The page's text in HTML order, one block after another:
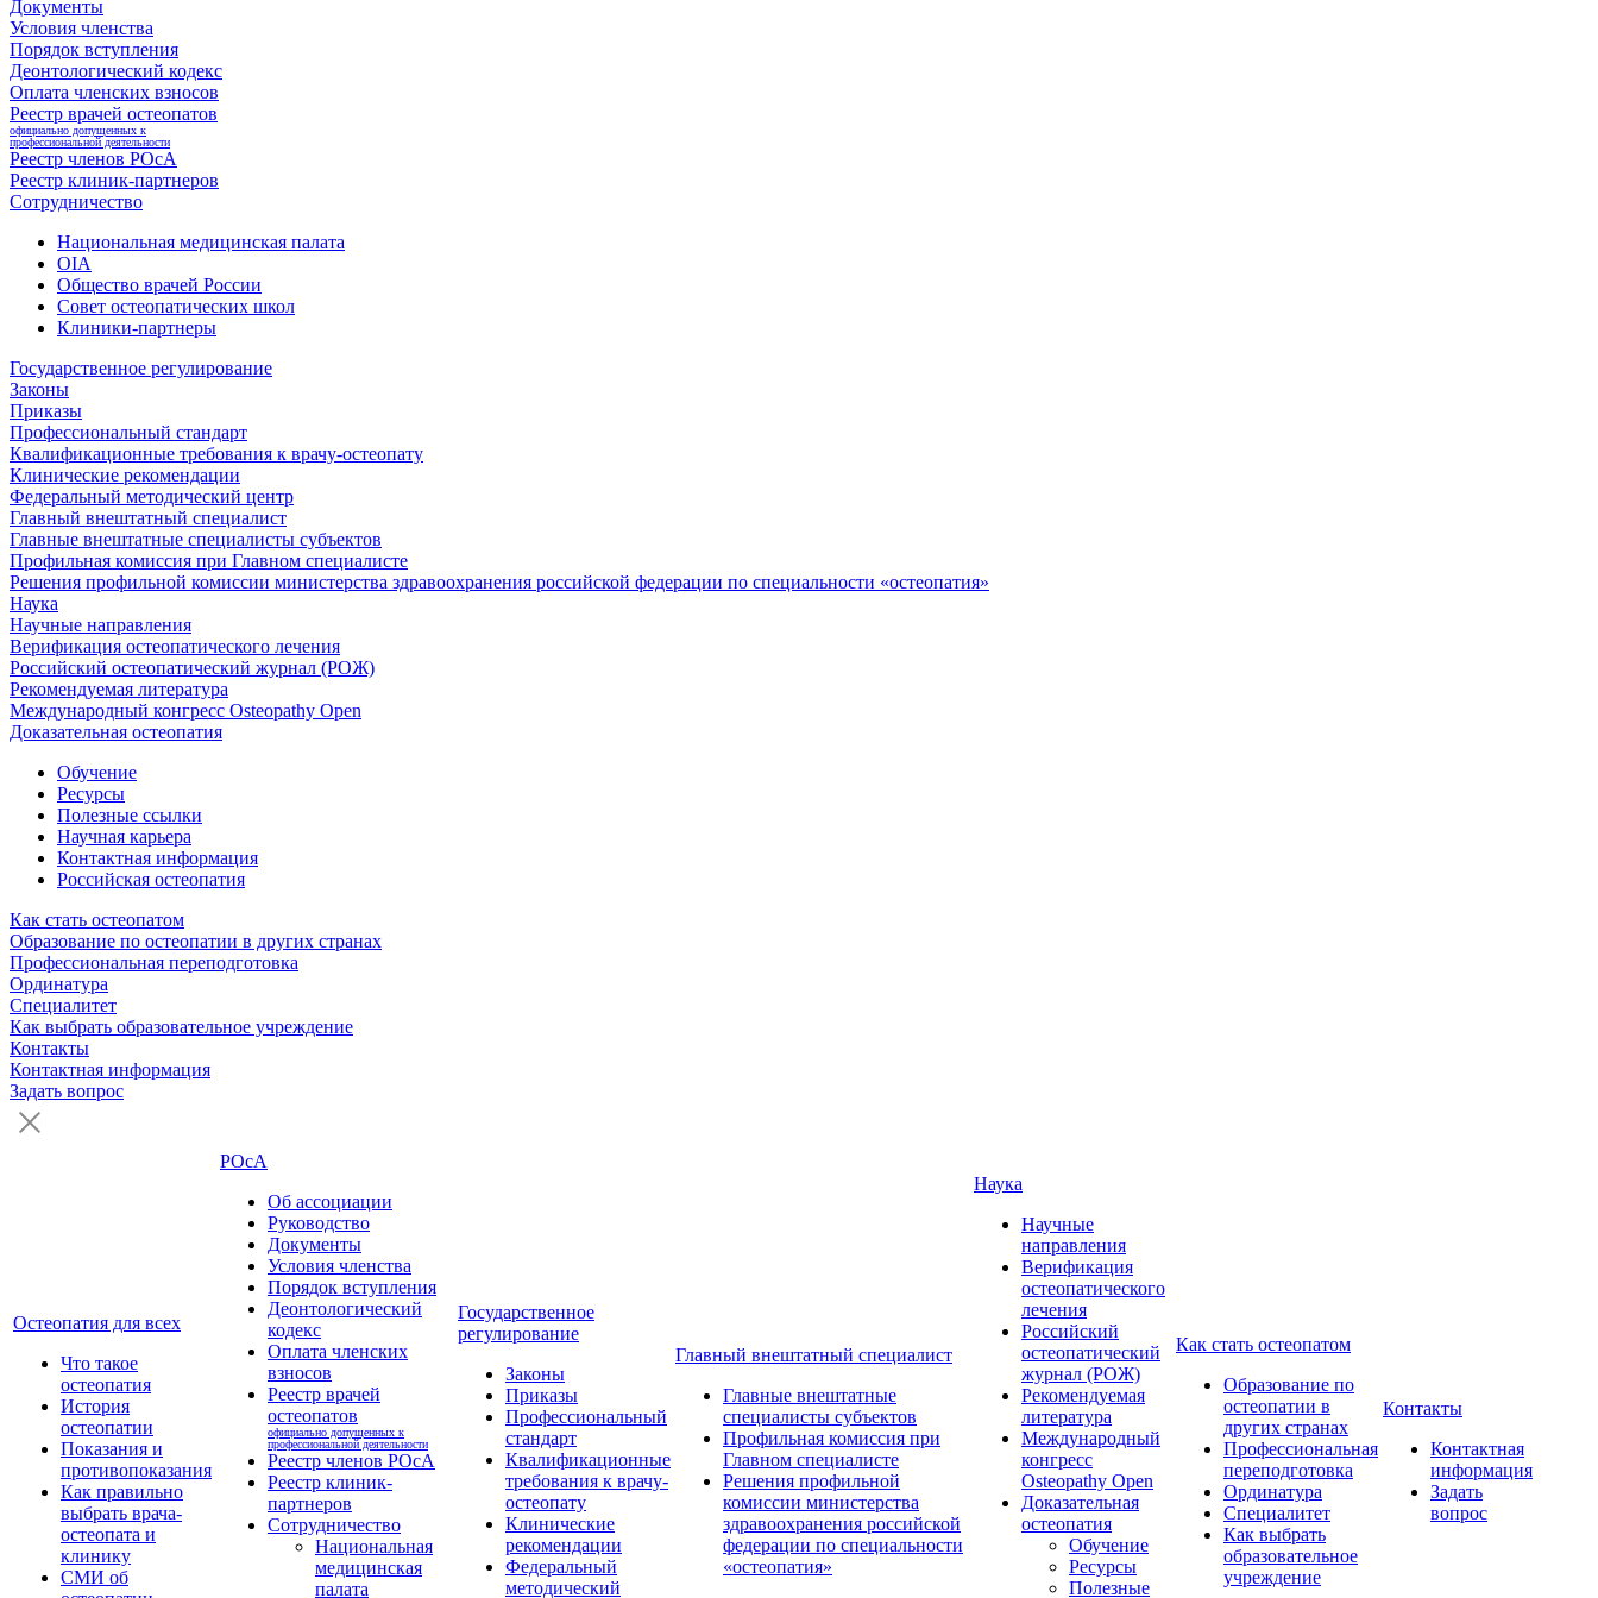
Документы
Условия членства
Порядок вступления
Деонтологический кодекс
Оплата членских взносов
Реестр врачей остеопатов
официально допущенных к
профессиональной деятельности
Реестр членов РОсА
Реестр клиник-партнеров
Сотрудничество
Национальная медицинская палата
OIA
Общество врачей России
Совет остеопатических школ
Клиники-партнеры
Государственное регулирование
Законы
Приказы
Профессиональный стандарт
Квалификационные требования к врачу-остеопату
Клинические рекомендации
Федеральный методический центр
Главный внештатный специалист
Главные внештатные специалисты субъектов
Профильная комиссия при Главном специалисте
Решения профильной комиссии министерства здравоохранения российской федерации по специальности «остеопатия»
Наука
Научные направления
Верификация остеопатического лечения
Российский остеопатический журнал (РОЖ)
Рекомендуемая литература
Международный конгресс Osteopathy Open
Доказательная остеопатия
Обучение
Ресурсы
Полезные ссылки
Научная карьера
Контактная информация
Российская остеопатия
Как стать остеопатом
Образование по остеопатии в других странах
Профессиональная переподготовка
Ординатура
Специалитет
Как выбрать образовательное учреждение
Контакты
Контактная информация
Задать вопрос
Остеопатия для всех
Что такое
остеопатия
История
остеопатии
Показания и
противопоказания
Как правильно
выбрать врача-
остеопата и
клинику
СМИ об
РОсА
Об ассоциации
Руководство
Документы
Условия членства
Порядок вступления
Деонтологический
кодекс
Оплата членских
взносов
Реестр врачей
остеопатов
официально допущенных к
профессиональной деятельности
Реестр членов РОсА
Реестр клиник-
партнеров
Сотрудничество
Национальная
медицинская
палата
Государственное
регулирование
Законы
Приказы
Профессиональный
стандарт
Квалификационные
требования к врачу-
остеопату
Клинические
рекомендации
Федеральный
методический
Главный внештатный специалист
Главные внештатные
специалисты субъектов
Профильная комиссия при
Главном специалисте
Решения профильной
комиссии министерства
здравоохранения российской
федерации по специальности
«остеопатия»
Наука
Научные
направления
Верификация
остеопатического
лечения
Российский
остеопатический
журнал (РОЖ)
Рекомендуемая
литература
Международный
конгресс
Osteopathy Open
Доказательная
остеопатия
Обучение
Ресурсы
Полезные
Как стать остеопатом
Образование по
остеопатии в
других странах
Профессиональная
переподготовка
Ординатура
Специалитет
Как выбрать
образовательное
учреждение
Контакты
Контактная
информация
Задать
вопрос